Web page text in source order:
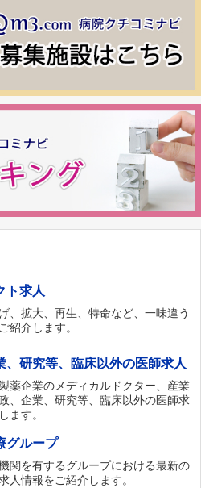
ト求人
、拡大、再生、特命など、一味違う
紹介します。
、研究等、臨床以外の医師求人
薬企業のメディカルドクター、産業
、企業、研究等、臨床以外の医師求
ます。
グループ
関を有するグループにおける最新の
人情報をご紹介します。